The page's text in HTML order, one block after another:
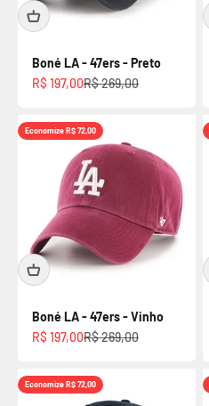
Boné LA - 47ers - Preto
Preço promocional
R$ 197,00Preço normal
R$ 269,00
Economize R$ 72,00
Boné LA - 47ers - Vinho
Preço promocional
R$ 197,00Preço normal
R$ 269,00
Economize R$ 72,00